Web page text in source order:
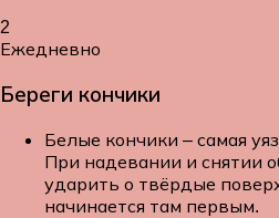
2
Ежедневно
Береги кончики
Белые кончики – самая
При надевании и снятии
ударить о твёрдые
начинается там первым.